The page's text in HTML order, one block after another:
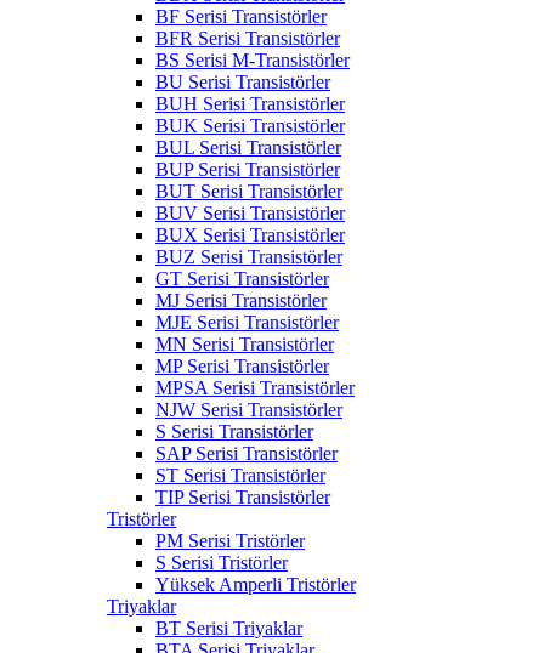
BF Serisi Transistörler
BFR Serisi Transistörler
BS Serisi M-Transistörler
BU Serisi Transistörler
BUH Serisi Transistörler
BUK Serisi Transistörler
BUL Serisi Transistörler
BUP Serisi Transistörler
BUT Serisi Transistörler
BUV Serisi Transistörler
BUX Serisi Transistörler
BUZ Serisi Transistörler
GT Serisi Transistörler
MJ Serisi Transistörler
MJE Serisi Transistörler
MN Serisi Transistörler
MP Serisi Transistörler
MPSA Serisi Transistörler
NJW Serisi Transistörler
S Serisi Transistörler
SAP Serisi Transistörler
ST Serisi Transistörler
TIP Serisi Transistörler
Tristörler
PM Serisi Tristörler
S Serisi Tristörler
Yüksek Amperli Tristörler
Triyaklar
BT Serisi Triyaklar